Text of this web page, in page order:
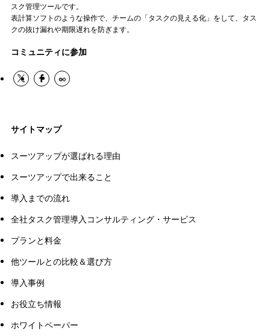
スク管理ツールです。
表計算ソフトのような操作で、チームの「タスクの見える化」をして、タス
クの抜け漏れや期限遅れを防ぎます。
コミュニティに参加
サイトマップ
スーツアップが選ばれる理由
スーツアップで出来ること
導入までの流れ
全社タスク管理導入コンサルティング・サービス
プランと料金
他ツールとの比較＆選び方
導入事例
お役立ち情報
ホワイトペーパー